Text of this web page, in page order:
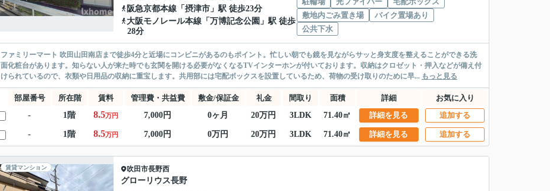
阪急京都本線 「 摂津市 」駅 徒歩23分
大阪モノレール本線 「 万博記念公園 」駅 徒歩
28分
敷地内ごみ置き場
バイク置場あり
公共下水
ファミリーマート 吹田山田南店まで徒歩4分と近場にコンビニがあるのもポイント。忙しい朝でも鏡を見ながらサッと身支度を整えることができる洗
面化粧台があります。知らない人が来た時でも玄関を開ける必要がなくなるTVインターホンが付いております。収納はクロゼット・押入などが備え付
けられているので、衣類や日用品の収納に重宝します。共用部には宅配ボックスを設置しているため、荷物の受け取りのために早... もっと見る
部屋番号 所在階 賃料 管理費・共益費 敷金/保証金 礼金 間取り 面積 詳細
お気に入り
-
1階 8.5万円 7,000円 0ヶ月 20万円 3LDK 71.40㎡ 詳細を見る 追加する
- 1階 8.5万円 7,000円 0万円 20万円 3LDK 71.40㎡ 詳細を見る 追加する
賃貸マンション 吹田市長野西
グローリウス長野